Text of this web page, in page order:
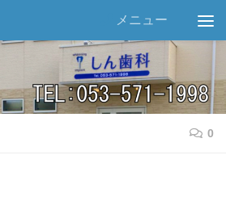
メニュー
0